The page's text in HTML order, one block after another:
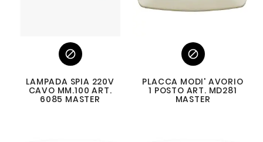

LAMPADA SPIA 220V
CAVO MM.100 ART.
6085 MASTER

PLACCA MODI' AVORIO
1 POSTO ART. MD281
MASTER